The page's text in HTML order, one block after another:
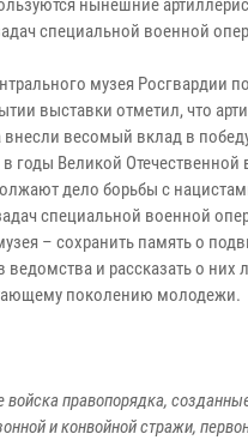
нынешние
специальной военной
музея Росгвардии
выставки отметил, что
внесли весомый вклад в
годы Великой Отечественной
дело борьбы с
специальной военной
– сохранить память о
ведомства и рассказать о
поколению молодежи.
войска правопорядка,
и конвойной стражи,